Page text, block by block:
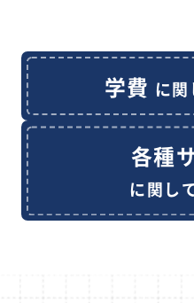
学費 に関
各種
に関し